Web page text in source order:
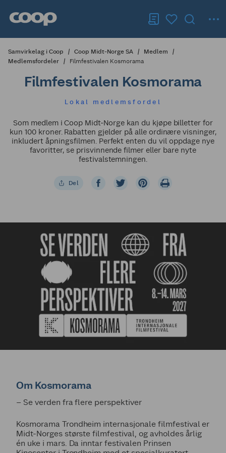
Samvirkelag i Coop Coop Midt-Norge SA
Medlem
Medlemsfordeler
Filmfestivalen Kosmorama
Filmfestivalen Kosmorama
Lokal medlemsfordel
Som medlem i Coop Midt-Norge kan du kjøpe billetter for
kun 100 kroner. Rabatten gjelder på alle ordinære visninger,
inkludert åpningsfilmen. Perfekt enten du vil oppdage nye
favoritter, se prisvinnende filmer eller bare nyte
festivalstemningen.
Del
Om Kosmorama
– Se verden fra flere perspektiver
Kosmorama Trondheim internasjonale filmfestival er
Midt-Norges største filmfestival, og avholdes årlig
én uke i mars. Da inntar festivalen Prinsen